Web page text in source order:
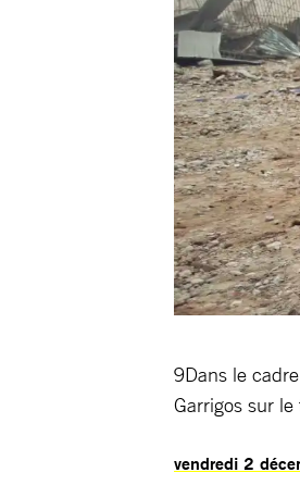
9Dans le
Garrigos sur
vendredi 2